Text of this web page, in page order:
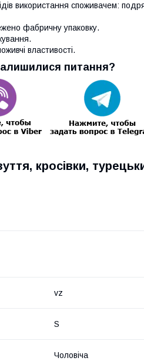
використання споживачем:
фабричну упаковку.
властивості.
питання?
кросівки,
vz
S
Чоловіча